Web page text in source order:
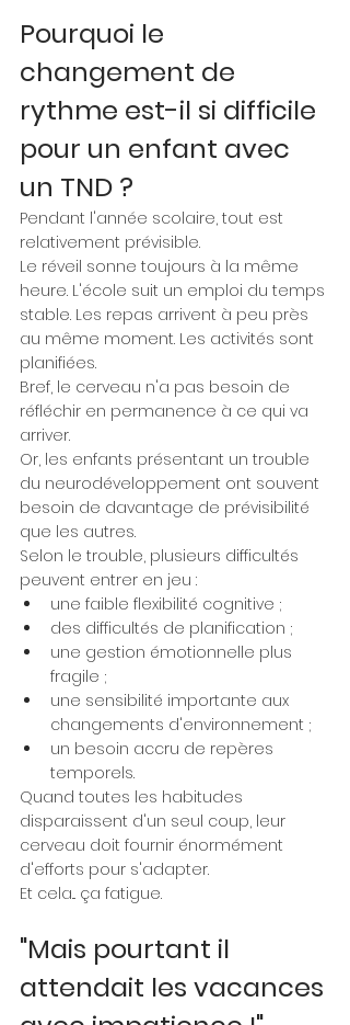
Pourquoi le
changement de
rythme est-il si difficile
pour un enfant avec
un TND ?
Pendant l'année scolaire, tout est
relativement prévisible.
Le réveil sonne toujours à la même
heure. L'école suit un emploi du temps
stable. Les repas arrivent à peu près
au même moment. Les activités sont
planifiées.
Bref, le cerveau n'a pas besoin de
réfléchir en permanence à ce qui va
arriver.
Or, les enfants présentant un trouble
du neurodéveloppement ont souvent
besoin de davantage de prévisibilité
que les autres.
Selon le trouble, plusieurs difficultés
peuvent entrer en jeu :
une faible flexibilité cognitive ;
des difficultés de planification ;
une gestion émotionnelle plus
fragile ;
une sensibilité importante aux
changements d'environnement ;
un besoin accru de repères
temporels.
Quand toutes les habitudes
disparaissent d'un seul coup, leur
cerveau doit fournir énormément
d'efforts pour s'adapter.
Et cela... ça fatigue.
"Mais pourtant il
attendait les vacances